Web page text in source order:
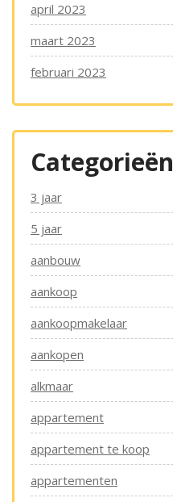
april 2023
maart 2023
februari 2023
Categorieën
3 jaar
5 jaar
aanbouw
aankoop
aankoopmakelaar
aankopen
alkmaar
appartement
appartement te koop
appartementen